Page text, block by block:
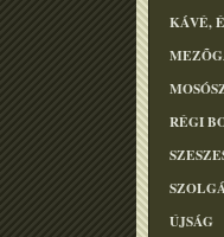
KÁVÉ,
RÉGI
ÚJSÁG